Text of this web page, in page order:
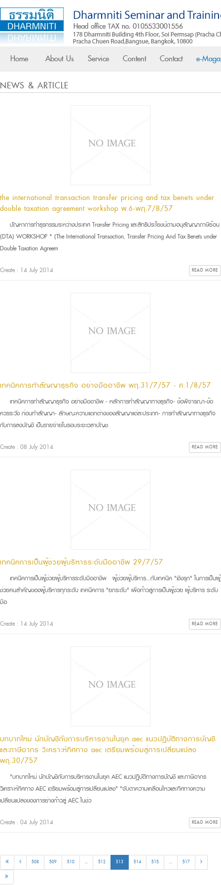
Home About Us Service Content Contact e-
NEWS & ARTICLE
the international transaction transfer pricing and tax benefits under
double taxation agreement workshop พ.6-พฤ.7/8/57
ปัญหาการทำธุรกรรมระหว่างประเทศ Transfer Pricing และสิทธิประโยชน์ตามอนุสัญญาภาษีซ้อน
(DTA) WORKSHOP * (The International Transaction, Transfer Pricing And Tax Benefits under
Double Taxation Agreem
Create : 14 July 2014 READ MORE
เทคนิคการทำสัญญาธุรกิจ อย่างมืออาชีพ พฤ.31/7/57 - ศ.1/8/57
เทคนิคการทำสัญญาธุรกิจ อย่างมืออาชีพ - หลักการทำสัญญาทางธุรกิจ- ข้อพิจารณา-ข้อ
ควรระวัง ก่อนทำสัญญา- ลักษณะความแตกต่างของสัญญาแต่ละประเภท- การทำสัญญาทางธุรกิจ
กับการลงบัญชี เป็นรายจ่ายในรอบระยะเวลาบัญช
Create : 08 July 2014 READ MORE
เทคนิคการเป็นผู้ช่วยผู้บริหารระดับมืออาชีพ 29/7/57
เทคนิคการเป็นผู้ช่วยผู้บริหารระดับมืออาชีพ ผู้ช่วยผู้บริหาร...กับเทคนิค "เชิงรุก" ในการเป็นผู้
ช่วยคนสำคัญของผู้บริหารทุกระดับ เทคนิคการ "ยกระดับ" เพื่อก้าวสู่การเป็นผู้ช่วย ผู้บริหาร ระดับ
มือ
Create : 14 July 2014 READ MORE
บทบาทใหม่ นักบัญชีกับการบริหารงานในยุค aec แนวปฏิบัติทางการบัญชี
และภาษีอากร วิเคราะห์ทิศทาง aec เตรียมพร้อมสู่การเปลี่ยนแปลง
พฤ.30/757
"บทบาทใหม่ นักบัญชีกับการบริหารงานในยุค AEC แนวปฏิบัติทางการบัญชี และภาษีอากร
วิเคราะห์ทิศทาง AEC เตรียมพร้อมสู่การเปลี่ยนแปลง" "จับตาความเคลื่อนไหวและทิศทางความ
เปลี่ยนแปลงของการย่างก้าวสู่ AEC ในช่ว
Create : 04 July 2014 READ MORE
508 509 510 ... 512 513 514 515 ... 517